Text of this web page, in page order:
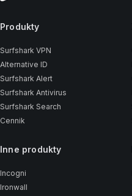
Produkty
Surfshark VPN
Alternative ID
Surfshark Alert
Surfshark Antivirus
Surfshark Search
Cennik
Inne produkty
Incogni
Ironwall